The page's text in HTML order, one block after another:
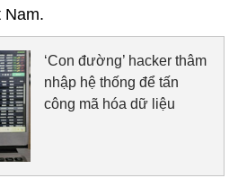
Nam.
‘Con đường’ hacker thâm
nhập hệ thống để tấn
công mã hóa dữ liệu